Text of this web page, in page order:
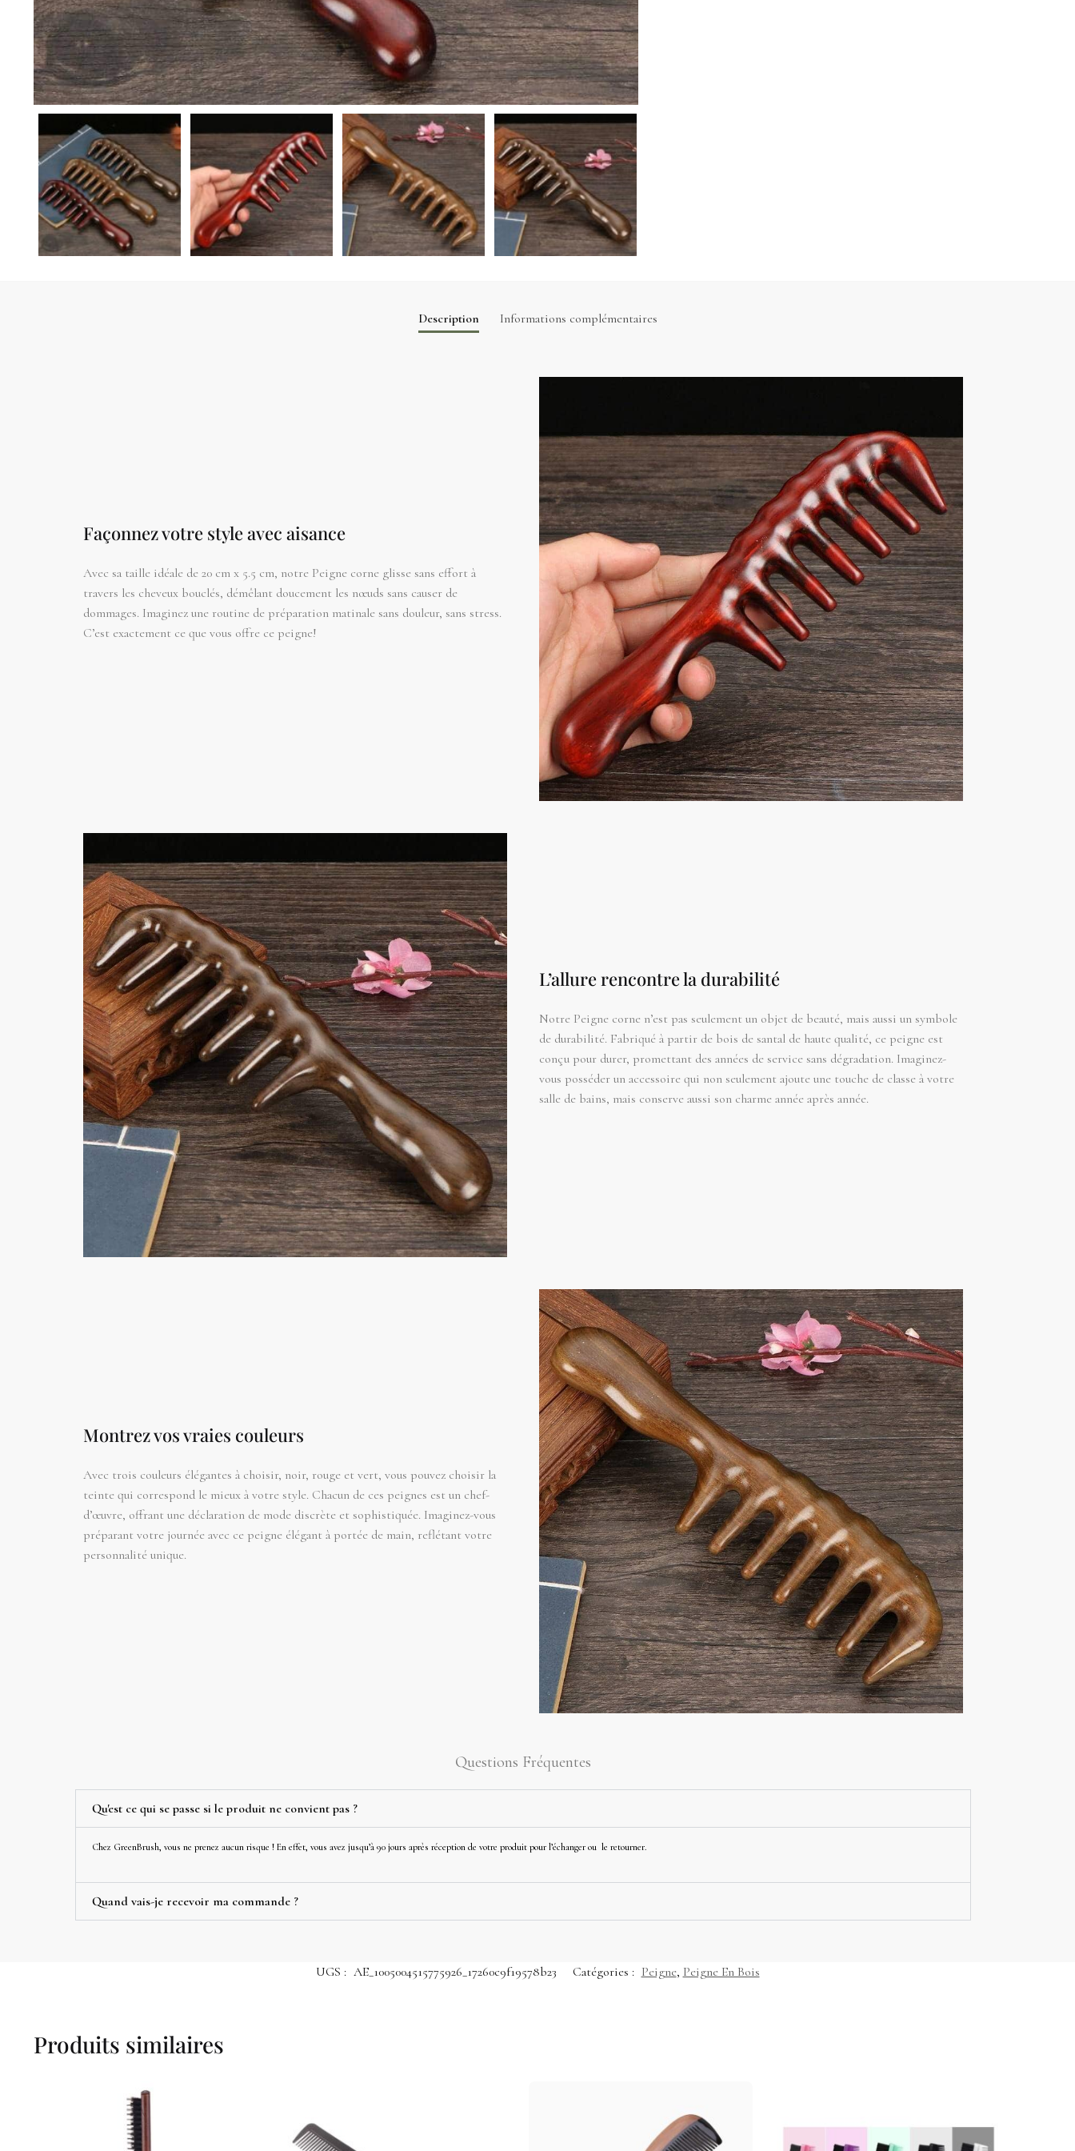
Description Informations complémentaires
Façonnez votre style avec aisance
Avec sa taille idéale de 20 cm x 5.5 cm, notre Peigne corne glisse sans effort à
travers les cheveux bouclés, démêlant doucement les nœuds sans causer de
dommages. Imaginez une routine de préparation matinale sans douleur, sans stress.
C’est exactement ce que vous offre ce peigne!
L’allure rencontre la durabilité
Notre Peigne corne n’est pas seulement un objet de beauté, mais aussi un symbole
de durabilité. Fabriqué à partir de bois de santal de haute qualité, ce peigne est
conçu pour durer, promettant des années de service sans dégradation. Imaginez-
vous posséder un accessoire qui non seulement ajoute une touche de classe à votre
salle de bains, mais conserve aussi son charme année après année.
Montrez vos vraies couleurs
Avec trois couleurs élégantes à choisir, noir, rouge et vert, vous pouvez choisir la
teinte qui correspond le mieux à votre style. Chacun de ces peignes est un chef-
d’œuvre, offrant une déclaration de mode discrète et sophistiquée. Imaginez-vous
préparant votre journée avec ce peigne élégant à portée de main, reflétant votre
personnalité unique.
Questions Fréquentes
Qu'est ce qui se passe si le produit ne convient pas ?
Chez GreenBrush, vous ne prenez aucun risque ! En effet, vous avez jusqu’à 90 jours après réception de votre produit pour l’échanger ou le retourner.
Quand vais-je recevoir ma commande ?
UGS : AE_1005004515775926_17260c9f19578b23 Catégories : Peigne, Peigne En Bois
Produits similaires